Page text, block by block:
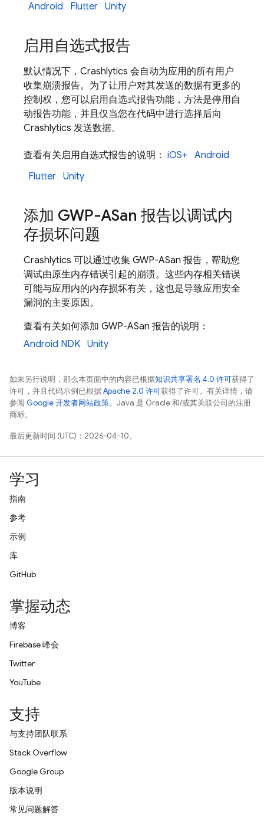
Android
Flutter Unity
启用自选式报告
默认情况下， Crashlytics 会自动为应用的所有用户
收集崩溃报告。为了让用户对其发送的数据有更多的
控制权，您可以启用自选式报告功能，方法是停用自
动报告功能，并且仅当您在代码中进行选择后向
Crashlytics 发送数据。
查看有关启用自选式报告的说明： iOS+
Android
Flutter Unity
添加 GWP-ASan 报告以调试内
存损坏问题
Crashlytics 可以通过收集 GWP-ASan 报告，帮助您
调试由原生内存错误引起的崩溃。这些内存相关错误
可能与应用内的内存损坏有关，这也是导致应用安全
漏洞的主要原因。
查看有关如何添加 GWP-ASan 报告的说明：
Android NDK Unity
如未另行说明，那么本页面中的内容已根据知识共享署名 4.0 许可获得了
许可，并且代码示例已根据Apache 2.0 许可获得了许可。有关详情，请
参阅 Google 开发者网站政策。Java 是 Oracle 和/或其关联公司的注册
商标。
最后更新时间 (UTC)：2026-04-10。
学习
指南
参考
示例
库
GitHub
掌握动态
博客
Firebase 峰会
Twitter
YouTube
支持
与支持团队联系
Stack Overflow
Google Group
版本说明
常见问题解答